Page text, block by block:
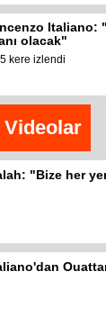
Italiano:
olacak"
kere izlendi
Videolar
"Bize her